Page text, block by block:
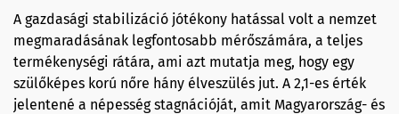
A gazdasági stabilizáció jótékony hatással volt a nemzet
megmaradásának legfontosabb mérőszámára, a teljes
termékenységi rátára, ami azt mutatja meg, hogy egy
szülőképes korú nőre hány élveszülés jut. A 2,1-es érték
jelentené a népesség stagnációját, amit Magyarország- és